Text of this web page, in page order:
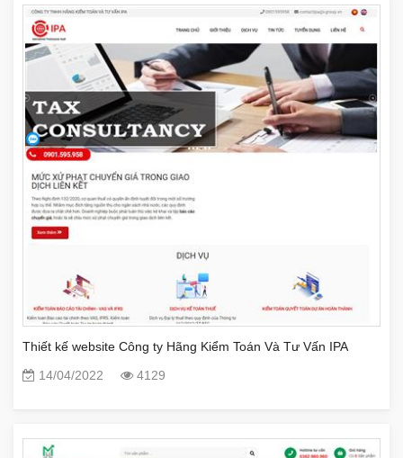
Thiết kế website Công ty Hãng Kiểm Toán Và Tư Vấn IPA
14/04/2022
4129